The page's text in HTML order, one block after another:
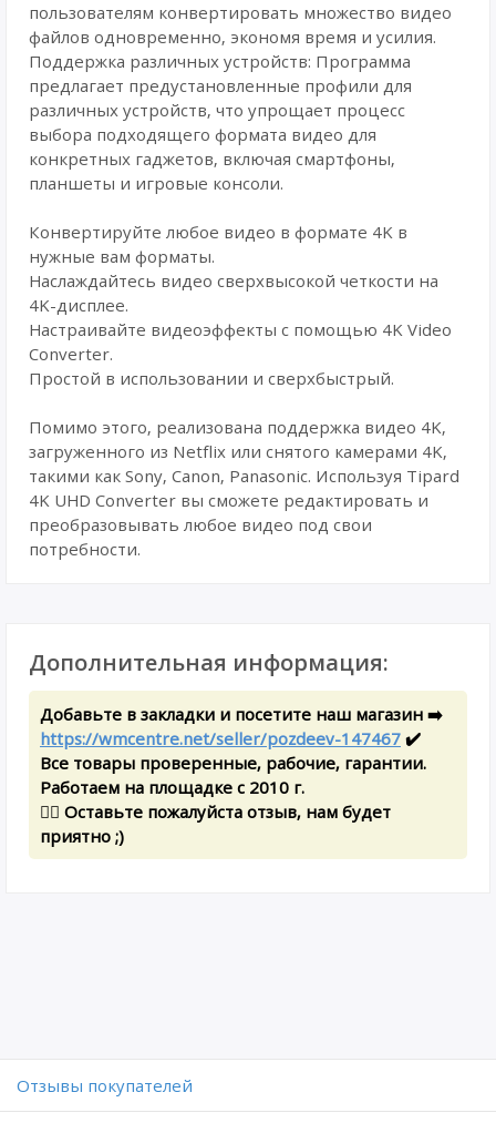
пользователям конвертировать множество видео
файлов одновременно, экономя время и усилия.
Поддержка различных устройств: Программа
предлагает предустановленные профили для
различных устройств, что упрощает процесс
выбора подходящего формата видео для
конкретных гаджетов, включая смартфоны,
планшеты и игровые консоли.
Конвертируйте любое видео в формате 4K в
нужные вам форматы.
Наслаждайтесь видео сверхвысокой четкости на
4K-дисплее.
Настраивайте видеоэффекты с помощью 4K Video
Converter.
Простой в использовании и сверхбыстрый.
Помимо этого, реализована поддержка видео 4K,
загруженного из Netflix или снятого камерами 4K,
такими как Sony, Canon, Panasonic. Используя Tipard
4K UHD Converter вы сможете редактировать и
преобразовывать любое видео под свои
потребности.
Дополнительная информация:
Добавьте в закладки и посетите наш магазин ➡️
https://wmcentre.net/seller/pozdeev-147467 ✔️
Все товары проверенные, рабочие, гарантии.
Работаем на площадке с 2010 г.
✍🏻 Оставьте пожалуйста отзыв, нам будет
приятно ;)
Отзывы покупателей